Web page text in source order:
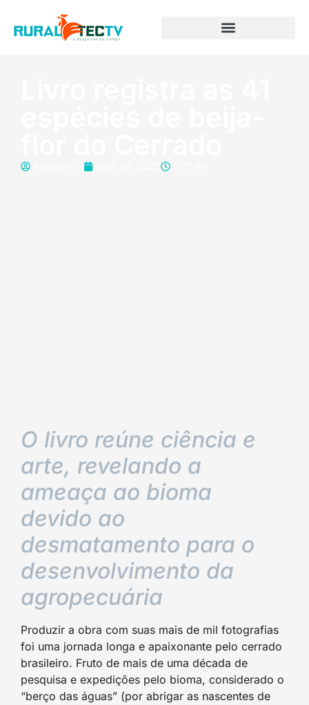
O livro reúne ciência e
arte, revelando a
ameaça ao bioma
devido ao
desmatamento para o
desenvolvimento da
agropecuária
Produzir a obra com suas mais de mil fotografias
foi uma jornada longa e apaixonante pelo cerrado
brasileiro. Fruto de mais de uma década de
pesquisa e expedições pelo bioma, considerado o
“berço das águas” (por abrigar as nascentes de